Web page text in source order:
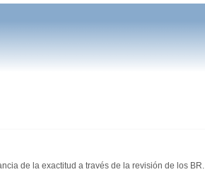
de la exactitud a través de la revisión de los BR.